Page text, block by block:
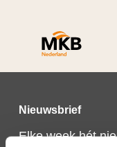
Nieuwsbrief
Elke week hét